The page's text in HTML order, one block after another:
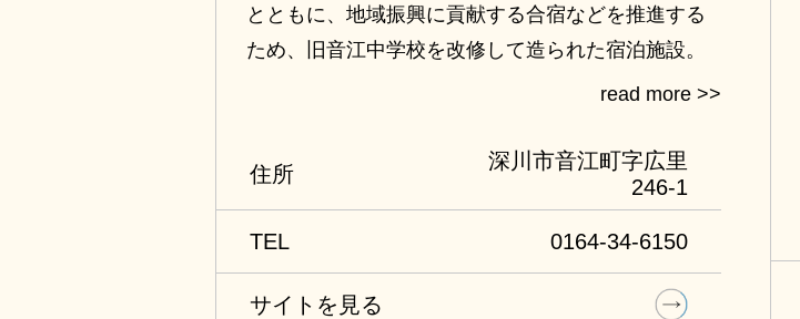
とともに、地域振興に貢献する合宿などを推進する
ため、旧音江中学校を改修して造られた宿泊施設。
エフパシオは、wi-fiによるインターネット接続が可能
住所
深川市音江町字広里
246-1
TEL 0164-34-6150
サイトを見る